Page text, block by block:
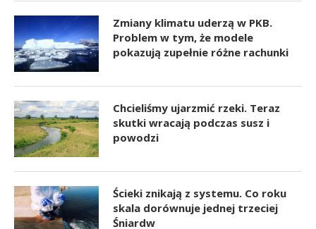
Zmiany klimatu uderzą w PKB.
Problem w tym, że modele
pokazują zupełnie różne rachunki
Chcieliśmy ujarzmić rzeki. Teraz
skutki wracają podczas susz i
powodzi
Ścieki znikają z systemu. Co roku
skala dorównuje jednej trzeciej
Śniardw